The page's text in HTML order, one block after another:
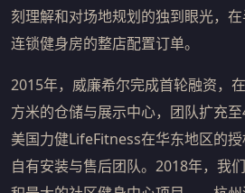
刻理解和对场地规划的独到眼光，
连锁健身房的整店配置订单。
2015年，威廉希尔完成首轮融资，
方米的仓储与展示中心，团队扩充
美国力健LifeFitness在华东地区的
自有安装与售后团队。2018年，我